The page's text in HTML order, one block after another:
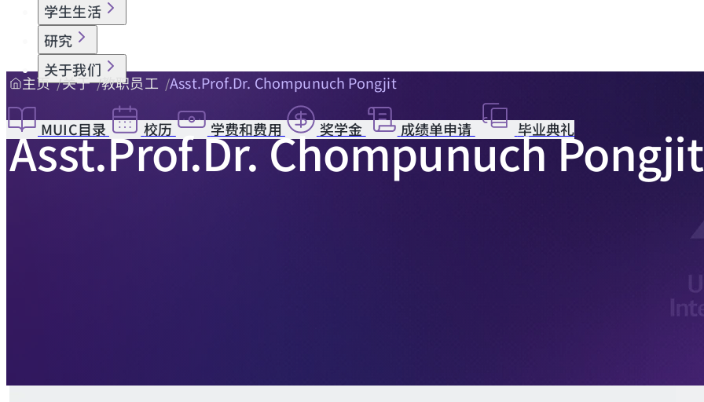
学生生活
研究
关于我们
MUIC目录 校历 学费和费用 奖学金 成绩单申请 毕业典礼
主页 关于 教职员工 Asst.Prof.Dr. Chompunuch Pongjit
Asst.Prof.Dr. Chompunuch Pongjit